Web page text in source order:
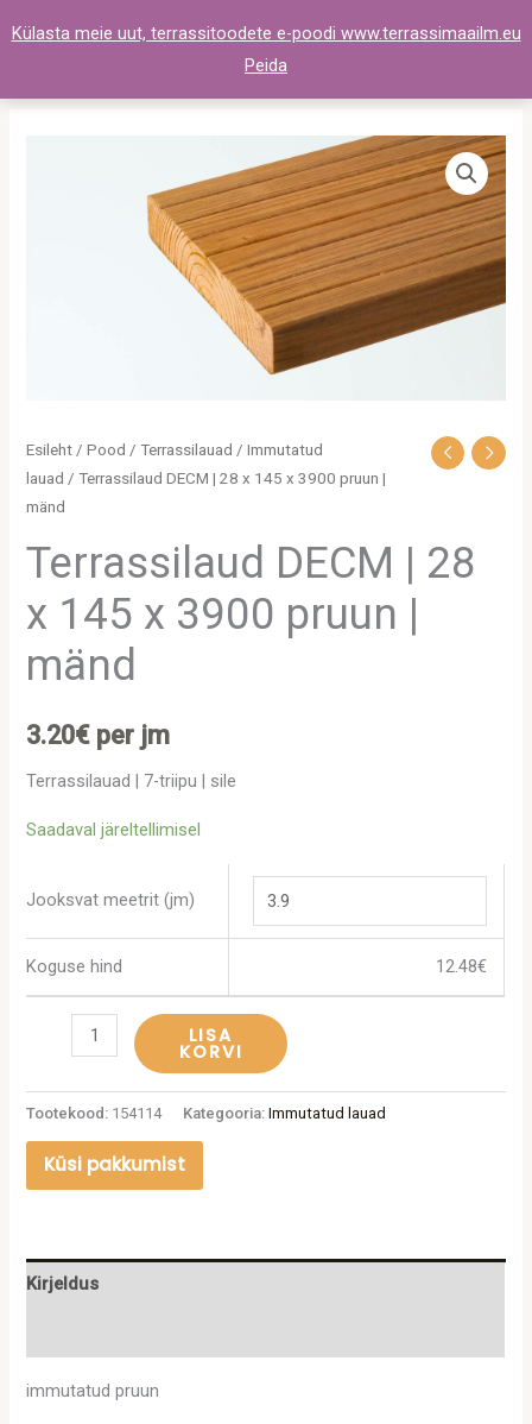
Külasta meie uut, terrassitoodete e-poodi www.terrassimaailm.eu
Peida
to
Esileht /Pood /Terrassilauad /Immutatud
lauad / Terrassilaud DECM | 28 x 145 x 3900 pruun |
mänd
Terrassilaud DECM | 28
x 145 x 3900 pruun |
mänd
3.20€ per jm
Terrassilauad | 7-triipu | sile
Saadaval järeltellimisel
Jooksvat meetrit (jm)
Koguse hind 12.48€
mänd
kogus
LISA
KORVI
Tootekood: 154114 Kategooria:Immutatud lauad
Küsi pakkumist
Kirjeldus
immutatud pruun